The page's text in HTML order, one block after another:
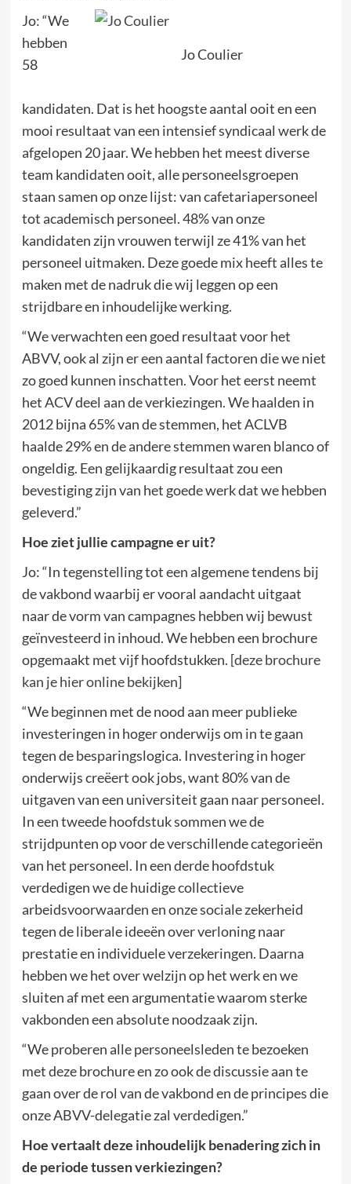
Jo Coulier
Jo: “We
hebben
58
kandidaten. Dat is het hoogste aantal ooit en een
mooi resultaat van een intensief syndicaal werk de
afgelopen 20 jaar. We hebben het meest diverse
team kandidaten ooit, alle personeelsgroepen
staan samen op onze lijst: van cafetariapersoneel
tot academisch personeel. 48% van onze
kandidaten zijn vrouwen terwijl ze 41% van het
personeel uitmaken. Deze goede mix heeft alles te
maken met de nadruk die wij leggen op een
strijdbare en inhoudelijke werking.
“We verwachten een goed resultaat voor het
ABVV, ook al zijn er een aantal factoren die we niet
zo goed kunnen inschatten. Voor het eerst neemt
het ACV deel aan de verkiezingen. We haalden in
2012 bijna 65% van de stemmen, het ACLVB
haalde 29% en de andere stemmen waren blanco of
ongeldig. Een gelijkaardig resultaat zou een
bevestiging zijn van het goede werk dat we hebben
geleverd.”
Hoe ziet jullie campagne er uit?
Jo: “In tegenstelling tot een algemene tendens bij
de vakbond waarbij er vooral aandacht uitgaat
naar de vorm van campagnes hebben wij bewust
geïnvesteerd in inhoud. We hebben een brochure
opgemaakt met vijf hoofdstukken. [deze brochure
kan je hier online bekijken]
“We beginnen met de nood aan meer publieke
investeringen in hoger onderwijs om in te gaan
tegen de besparingslogica. Investering in hoger
onderwijs creëert ook jobs, want 80% van de
uitgaven van een universiteit gaan naar personeel.
In een tweede hoofdstuk sommen we de
strijdpunten op voor de verschillende categorieën
van het personeel. In een derde hoofdstuk
verdedigen we de huidige collectieve
arbeidsvoorwaarden en onze sociale zekerheid
tegen de liberale ideeën over verloning naar
prestatie en individuele verzekeringen. Daarna
hebben we het over welzijn op het werk en we
sluiten af met een argumentatie waarom sterke
vakbonden een absolute noodzaak zijn.
“We proberen alle personeelsleden te bezoeken
met deze brochure en zo ook de discussie aan te
gaan over de rol van de vakbond en de principes die
onze ABVV-delegatie zal verdedigen.”
Hoe vertaalt deze inhoudelijk benadering zich in
de periode tussen verkiezingen?